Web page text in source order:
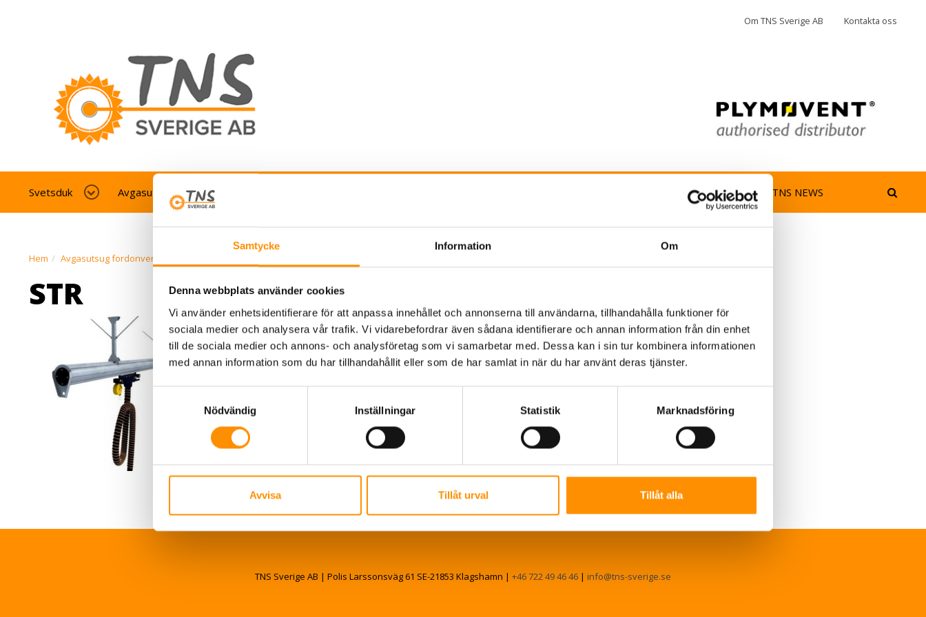
Samtycke Information Om
Denna webbplats använder cookies
Vi använder enhetsidentifierare för att anpassa innehållet och annonserna till användarna, tillhandahålla funktioner för
sociala medier och analysera vår trafik. Vi vidarebefordrar även sådana identifierare och annan information från din enhet
till de sociala medier och annons- och analysföretag som vi samarbetar med. Dessa kan i sin tur kombinera informationen
med annan information som du har tillhandahållit eller som de har samlat in när du har använt deras tjänster.
Nödvändig
Inställningar Statistik Marknadsföring
Avvisa Tillåt urval Tillåt alla
Om TNS Sverige AB Kontakta oss
Svetsduk Avgasutsug fordonverkstad AeroGuard TNS NEWS
Hem Avgasutsug fordonverkstad
STR
TNS Sverige AB | Polis Larssonsväg 61 SE-21853 Klagshamn | +46 722 49 46 46 | info@tns-sverige.se